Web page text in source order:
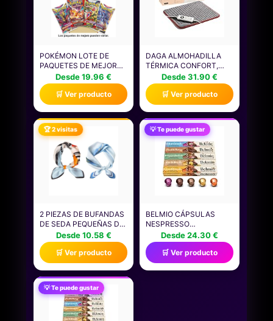
POKÉMON LOTE DE
PAQUETES DE MEJORA
DE JCC POKÉMON (4
PAQUETES DE MEJORA,
40 CARTAS EN TOTAL)
(PUEDE CONTENER
PAQUETES DE MEJORA
DUPLICADOS) ESTE ES
UN PRODUCTO EN
ESPAÑOL.
Desde 19.96 €
🛒 Ver producto
DAGA ALMOHADILLA
TÉRMICA CONFORT,
TECNOLOGÍA
INTELLISENSE, SUAVE
TEJIDO, 5
TEMPERATURAS, 40X35
CM
Desde 31.90 €
🛒 Ver producto
🏆 2 visitas
2 PIEZAS DE BUFANDAS
DE SEDA PEQUEÑAS DE
MODA, ACCESORIOS
PARA MUJERES,
BUFANDAS DE SEDA
RETRO Y ELEES, QUE SE
PUEDEN USAR COMO
BUFANDAS DE CUELLO,
ROPA DE CABEZA Y
DECORACIONES DE
EMBALAJE.
Desde 10.58 €
🛒 Ver producto
💡 Te puede gustar
BELMIO CÁPSULAS
NESPRESSO
COMPATIBLES, PACK
GAMA DE SABORES,
CAPSULAS DE CAFÉ
TOSTADO MEDIO,
INTENSIDAD 6,
Desde 24.30 €
🛒 Ver producto
💡 Te puede gustar